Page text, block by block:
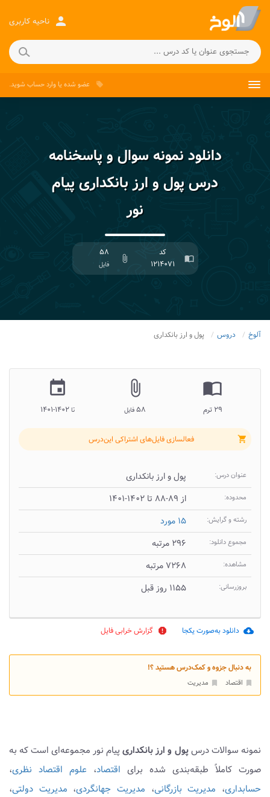
person ناحیه کاربری
local_offer عضو شده یاوارد حساب شوید.
دانلود نمونه سوال و پاسخنامه
درس پول و ارز بانکداری پیام
نور
import_contacts
کد
۱۲۱۴۰۷۱
attach_file
۵۸
فایل
آلوخ دروس پول و ارز بانکداری
import_contacts
۲۹ ترم
attach_file
۵۸فایل
insert_invitation
تا۱۴۰۲-۱۴۰۱
shopping_cart فعالسازی فایل‌های اشتراکی این‌درس
عنوان درس: پول و ارز بانکداری
محدوده: از ۸۹-۸۸ تا ۱۴۰۲-۱۴۰۱
رشته و گرایش: ۱۵ مورد
مجموع دانلود: ۲۹۶ مرتبه
مشاهده: ۷۲۶۸ مرتبه
بروزرسانی: ۱۱۵۵ روز قبل
cloud_download دانلود به‌صورت یکجا report گزارش خرابی فایل
به دنبال جزوه و کمک‌درس هستید ؟!
اقتصاد مدیریت
نمونه سوالات درسپول و ارز بانکداری پیام نور مجموعه‌ای است که به
صورت کاملاً طبقه‌بندی شده برای اقتصاد، علوم اقتصاد نظری،
حسابداری، مدیریت بازرگانی، مدیریت جهانگردی، مدیریت دولتی،